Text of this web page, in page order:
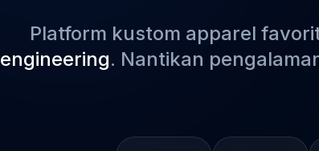
Platform kustom apparel
engineering. Nantikan